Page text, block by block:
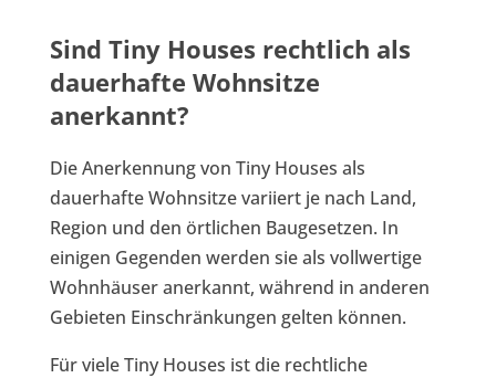
Sind Tiny Houses rechtlich als
dauerhafte Wohnsitze
anerkannt?
Die Anerkennung von Tiny Houses als
dauerhafte Wohnsitze variiert je nach Land,
Region und den örtlichen Baugesetzen. In
einigen Gegenden werden sie als vollwertige
Wohnhäuser anerkannt, während in anderen
Gebieten Einschränkungen gelten können.
Für viele Tiny Houses ist die rechtliche